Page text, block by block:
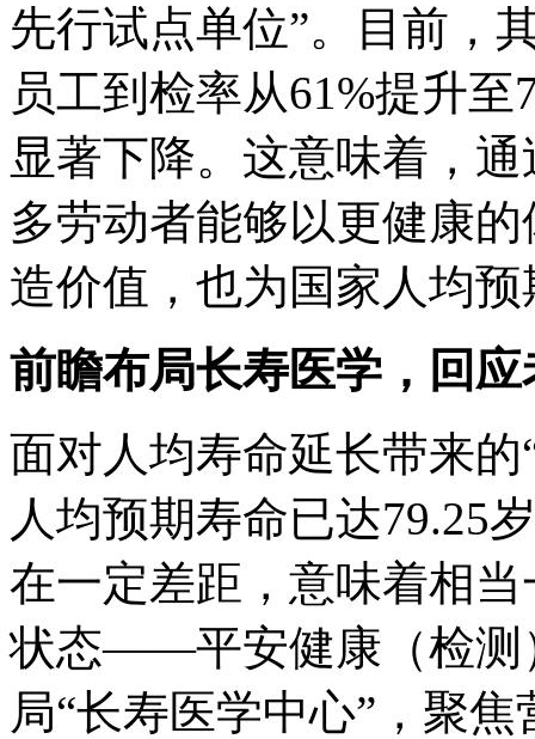
先行试点单位”。目前，
员工到检率从61%提升
显著下降。这意味着，
多劳动者能够以更健康
造价值，也为国家人均
前瞻布局长寿医学，回
面对人均寿命延长带来
人均预期寿命已达79.25
在一定差距，意味着相
状态——平安健康（检测
局“长寿医学中心”，聚